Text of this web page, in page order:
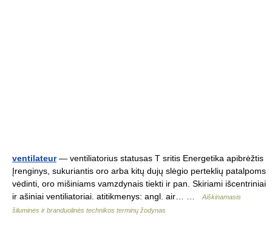
ventilateur— ventiliatorius statusas T sritis Energetika apibrėžtis
Įrenginys, sukuriantis oro arba kitų dujų slėgio perteklių patalpoms
vėdinti, oro mišiniams vamzdynais tiekti ir pan. Skiriami išcentriniai
ir ašiniai ventiliatoriai. atitikmenys: angl. air… …
Aiškinamasis
šiluminės ir branduolinės technikos terminų žodynas